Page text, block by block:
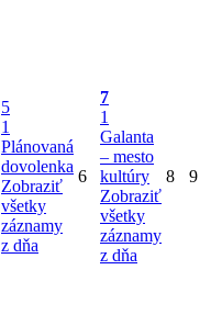
5
1
Plánovaná
dovolenka
Zobraziť
všetky
záznamy
z dňa
6
7
1
Galanta
– mesto
kultúry
Zobraziť
všetky
záznamy
z dňa
8 9